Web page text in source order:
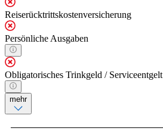
Reiserücktrittskostenversicherung
Persönliche Ausgaben
Obligatorisches Trinkgeld / Serviceentgelt
mehr